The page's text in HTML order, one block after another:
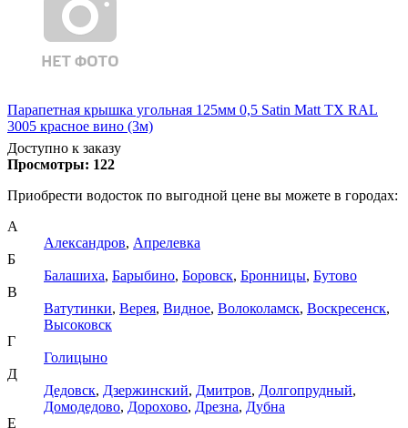
Парапетная крышка угольная 125мм 0,5 Satin Matt TX RAL
3005 красное вино (3м)
Доступно к заказу
Просмотры: 122
Приобрести водосток по выгодной цене вы можете в городах:
А
Александров, Апрелевка
Б
Балашиха, Барыбино, Боровск, Бронницы, Бутово
В
Ватутинки, Верея, Видное, Волоколамск, Воскресенск,
Высоковск
Г
Голицыно
Д
Дедовск, Дзержинский, Дмитров, Долгопрудный,
Домодедово, Дорохово, Дрезна, Дубна
Е